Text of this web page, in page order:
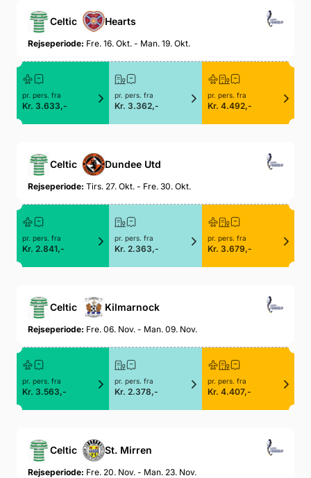
Celtic Hearts
Rejseperiode: Fre. 16. Okt. - Man. 19. Okt.
pr. pers. fra
Kr. 3.633,-
pr. pers. fra
Kr. 3.362,-
pr. pers. fra
Kr. 4.492,-
Celtic Dundee Utd
Rejseperiode: Tirs. 27. Okt. - Fre. 30. Okt.
pr. pers. fra
Kr. 2.841,-
pr. pers. fra
Kr. 2.363,-
pr. pers. fra
Kr. 3.679,-
Celtic Kilmarnock
Rejseperiode: Fre. 06. Nov. - Man. 09. Nov.
pr. pers. fra
Kr. 3.563,-
pr. pers. fra
Kr. 2.378,-
pr. pers. fra
Kr. 4.407,-
Celtic St. Mirren
Rejseperiode: Fre. 20. Nov. - Man. 23. Nov.